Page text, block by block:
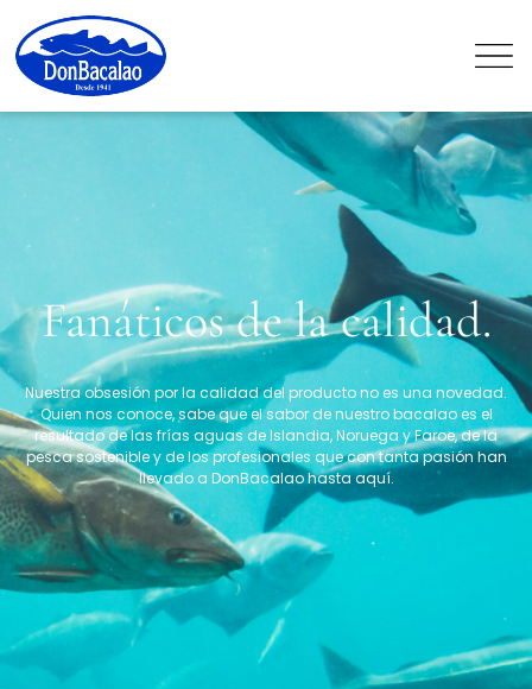
Fanáticos de la calidad.
Nuestra obsesión por la calidad del producto no es una novedad.
Quien nos conoce, sabe que el sabor de nuestro bacalao es el
resultado de las frías aguas de Islandia, Noruega y Faroe, de la
pesca sostenible y de los profesionales que con tanta pasión han
llevado a DonBacalao hasta aquí.